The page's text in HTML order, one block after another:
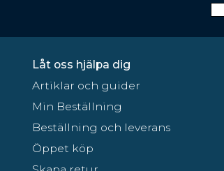
Låt oss hjälpa dig
Artiklar och guider
Min Beställning
Beställning och leverans
Öppet köp